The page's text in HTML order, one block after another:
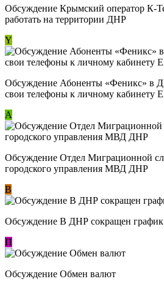
Обсуждение Крымский оператор К-
работать на территории ДНР
Y
Обсуждение ​Абоненты «Феникс» в
свои телефоны к личному кабинету
А
Обсуждение Отдел Миграционной
городского управления МВД ДНР
В
Обсуждение В ДНР сокращен
П
Обсуждение Обмен валют